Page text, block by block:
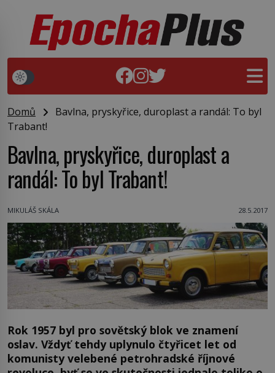
Domů
Bavlna, pryskyřice, duroplast a randál: To byl
Trabant!
Bavlna, pryskyřice, duroplast a
randál: To byl Trabant!
MIKULÁŠ SKÁLA 28.5.2017
Rok 1957 byl pro sovětský blok ve znamení
oslav. Vždyť tehdy uplynulo čtyřicet let od
komunisty velebené petrohradské říjnové